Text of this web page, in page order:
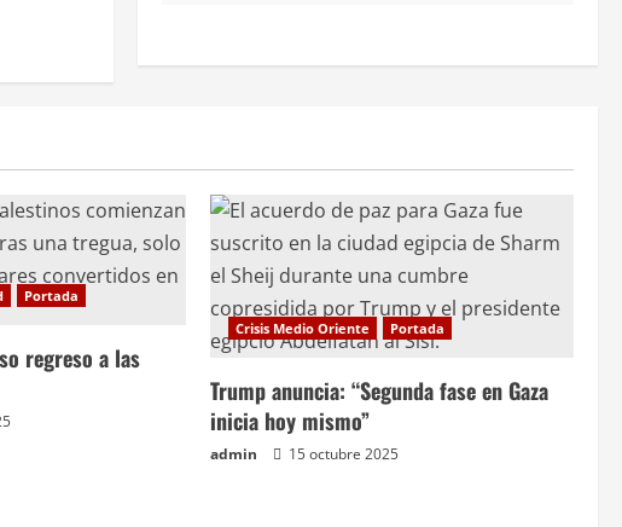
Portada
regreso a las
Crisis Medio Oriente Portada
Trump anuncia: “Segunda fase en Gaza
inicia hoy mismo”
admin 15 octubre 2025